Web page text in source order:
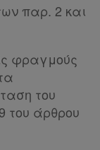
παρ. 2 και
φραγμούς
του
του άρθρου